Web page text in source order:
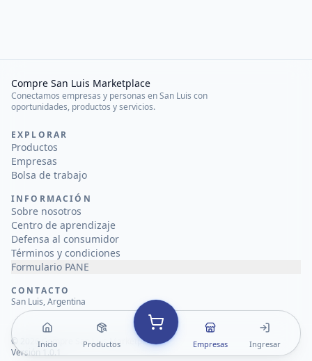
Inicio Productos Empresas Ingresar
Compre San Luis Marketplace
Conectamos empresas y personas en San Luis con
oportunidades, productos y servicios.
EXPLORAR
Productos
Empresas
Bolsa de trabajo
INFORMACIÓN
Sobre nosotros
Centro de aprendizaje
Defensa al consumidor
Términos y condiciones
Formulario PANE
CONTACTO
San Luis, Argentina
© 2026Compre San Luis Marketplace
Versión 1.0.1